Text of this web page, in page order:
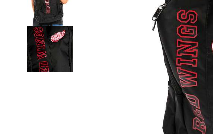
Термобелье
Футболки и поло
Шапки
Шарфы
Шорты